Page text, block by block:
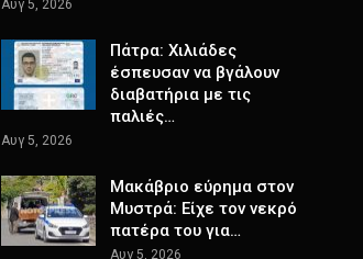
Αυγ 5, 2026
Πάτρα: Χιλιάδες
έσπευσαν να βγάλουν
διαβατήρια με τις
παλιές…
Αυγ 5, 2026
Μακάβριο εύρημα στον
Μυστρά: Είχε τον νεκρό
πατέρα του για…
Αυγ 5, 2026